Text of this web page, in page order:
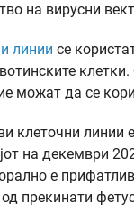
на вирусни
линии се
можат да се
клеточни линии
на декември
е
прекинати